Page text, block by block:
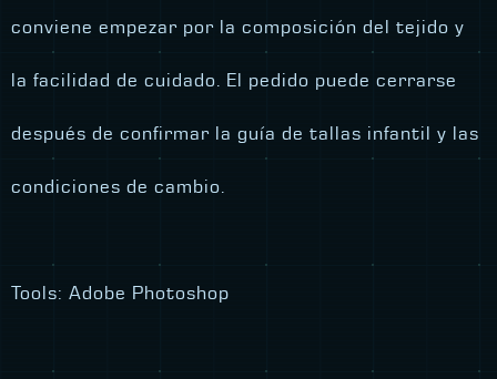
conviene empezar por la composición del tejido y
la facilidad de cuidado. El pedido puede cerrarse
después de confirmar la guía de tallas infantil y las
condiciones de cambio.
Tools: Adobe Photoshop